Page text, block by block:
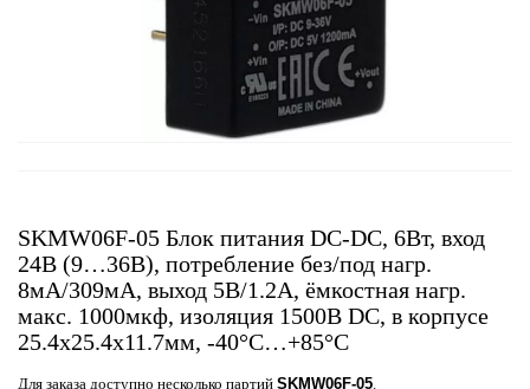
SKMW06F-05 Блок питания DC-DC, 6Вт, вход
24В (9…36В), потребление без/под нагр.
8мА/309мА, выход 5В/1.2А, ёмкостная нагр.
макс. 1000мкф, изоляция 1500В DC, в корпусе
25.4х25.4х11.7мм, -40°С…+85°С
Для заказа доступно несколько партий SKMW06F-05